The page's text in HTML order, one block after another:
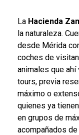
La Hacienda
la naturaleza.
desde Mérida
coches de
animales que
tours, previa
máximo o
quienes ya
en grupos de
acompañados